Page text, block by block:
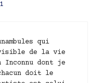
qui
de la vie
dont je
doit le